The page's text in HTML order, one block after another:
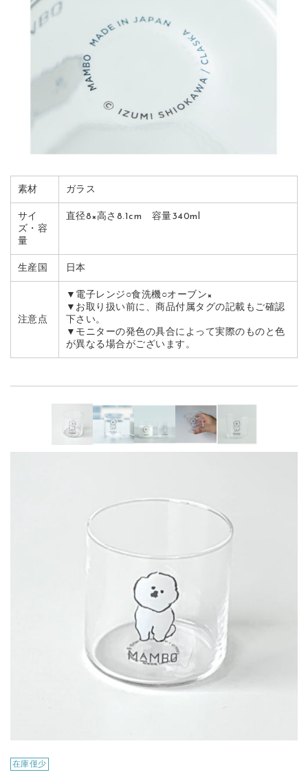
素材 ガラス
サイ
ズ・容
量
直径8×高さ8.1cm 容量340ml
生産国 日本
注意点
▼電子レンジ○食洗機○オーブン×
▼お取り扱い前に、商品付属タグの記載もご確認
下さい。
▼モニターの発色の具合によって実際のものと色
が異なる場合がございます。
在庫僅少